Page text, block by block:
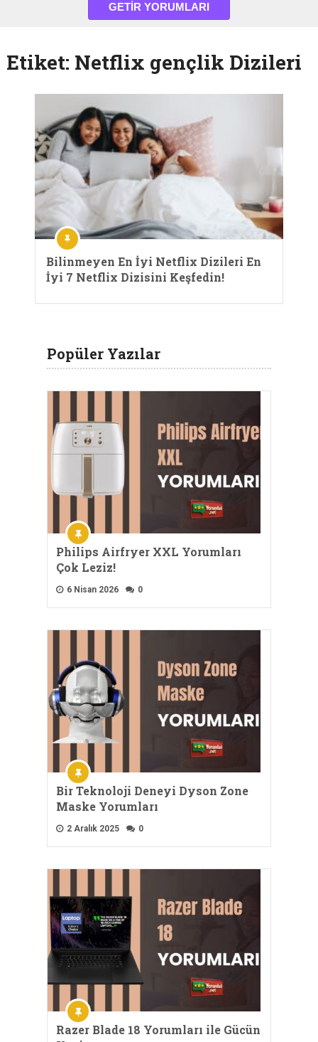
GETIR YORUMLARI
Etiket: Netflix gençlik Dizileri
Bilinmeyen En İyi Netflix Dizileri En
İyi 7 Netflix Dizisini Keşfedin!
Popüler Yazılar
Philips Airfryer XXL Yorumları
Çok Leziz!
6 Nisan 2026 0
Bir Teknoloji Deneyi Dyson Zone
Maske Yorumları
2 Aralık 2025 0
Razer Blade 18 Yorumları ile Gücün